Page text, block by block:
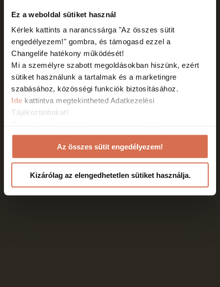
Ez a weboldal sütiket használ
Kérlek kattints a narancssárga "Az összes sütit
engedélyezem!" gombra, és támogasd ezzel a
Changelife hatékony működését!
Mi a személyre szabott megoldásokban hiszünk, ezért
sütiket használunk a tartalmak és a marketingre
szabásához, közösségi funkciók biztosításához.
Ide kattintva megtekintheted Adatkezelési
Tájékoztatónkat!
weboldalunkon a Cookie nyilatkozathoz való
hozzájárulásodat a weboldalunk láblécében található
"Cookie Nyilatkozat" linkre kattintva.
Az összes sütit engedélyezem!
Kizárólag az elengedhetetlen sütiket használja.
Az online fizetést a Barion Payment Zrt. biztosítja, MNB engedély
száma: H-EN-I-1064/2013
ÁSZF Adatkezelési tájékoztató Cookie Nyilatkozat
HTML SnippetsPowered By :XYZScripts.com